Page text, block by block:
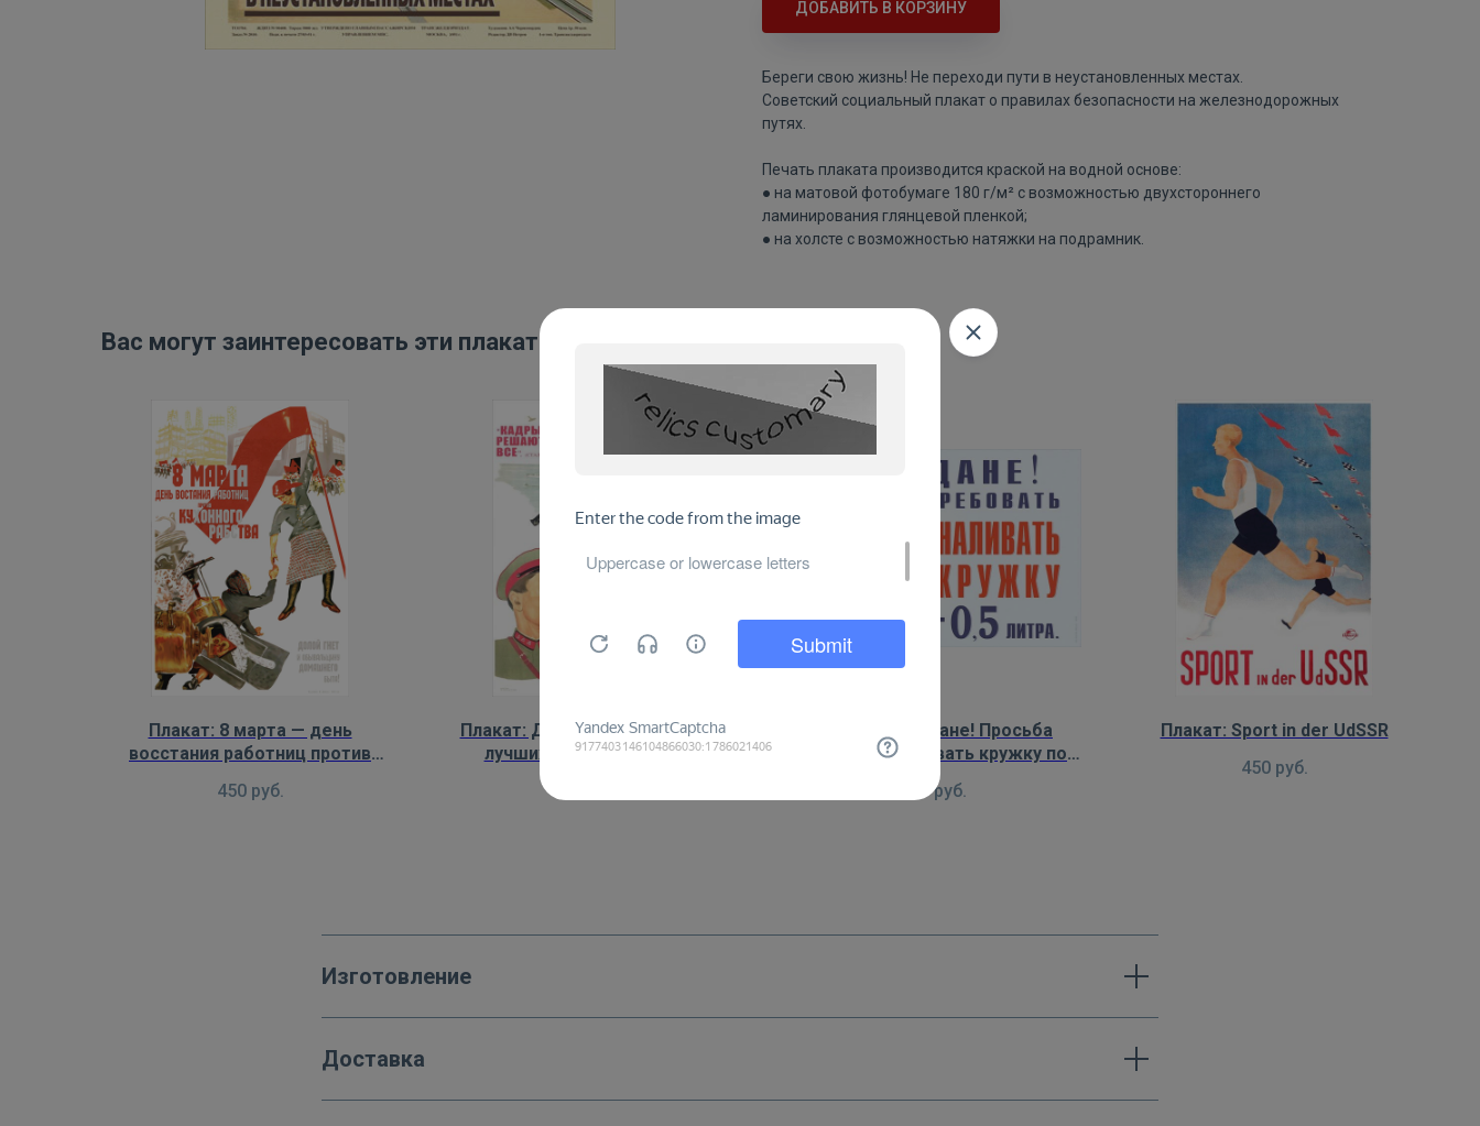
ДОБАВИТЬ В КОРЗИНУ
Береги свою жизнь! Не переходи пути в неустановленных местах.
Советский социальный плакат о правилах безопасности на железнодорожных
путях.
Печать плаката производится краской на водной основе:
● на матовой фотобумаге 180 г/м² с возможностью двухстороннего
ламинирования глянцевой пленкой;
● на холсте с возможностью натяжки на подрамник.
Вас могут заинтересовать эти плакаты:
Плакат: 8 марта — день
восстания работниц против
450 руб.
Плакат: Дадим Красной армии
лучших сверхсрочников-
стахановцев
Плакат: Граждане! Просьба
требовать наливать кружку по
черту — 0,5 литра
450 руб.
Плакат: Sport in der UdSSR
450 руб.
Изготовление
Доставка